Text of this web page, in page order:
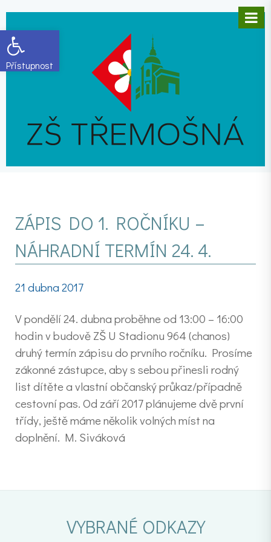
Open toolbar
ZÁPIS DO 1. ROČNÍKU –
NÁHRADNÍ TERMÍN 24. 4.
21 dubna 2017
V pondělí 24. dubna proběhne od 13:00 – 16:00
hodin v budově ZŠ U Stadionu 964 (chanos)
druhý termín zápisu do prvního ročníku. Prosíme
zákonné zástupce, aby s sebou přinesli rodný
list dítěte a vlastní občanský průkaz/případně
cestovní pas. Od září 2017 plánujeme dvě první
třídy, ještě máme několik volných míst na
doplnění. M. Siváková
VYBRANÉ ODKAZY